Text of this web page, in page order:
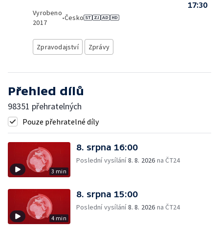
Vyrobeno
2017
•Česko
Zpravodajství Zprávy
17:30
Přehled dílů
98351 přehratelných
Pouze přehratelné díly
3 min
8. srpna 16:00
Poslední vysílání8. 8. 2026 na ČT24
4 min
8. srpna 15:00
Poslední vysílání8. 8. 2026 na ČT24